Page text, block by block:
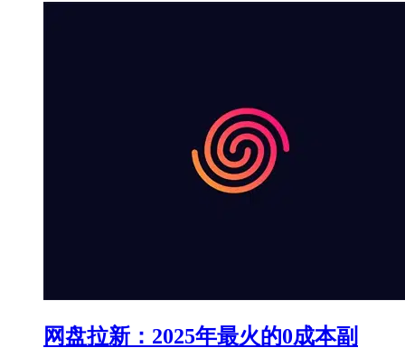
网盘拉新：2025年最火的0成本副